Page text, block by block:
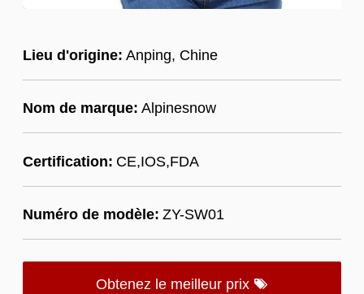
Lieu d'origine: Anping, Chine
Nom de marque: Alpinesnow
Certification: CE,IOS,FDA
Numéro de modèle: ZY-SW01
Obtenez le meilleur prix